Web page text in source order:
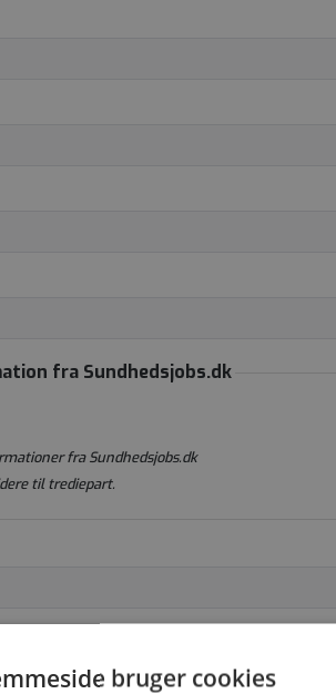
fra Sundhedsjobs.dk
fra Sundhedsjobs.dk
til trediepart.
bruger cookies